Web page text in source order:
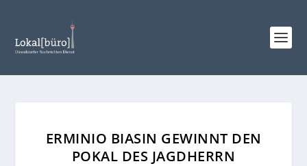
ERMINIO BIASIN GEWINNT DEN
POKAL DES JAGDHERRN